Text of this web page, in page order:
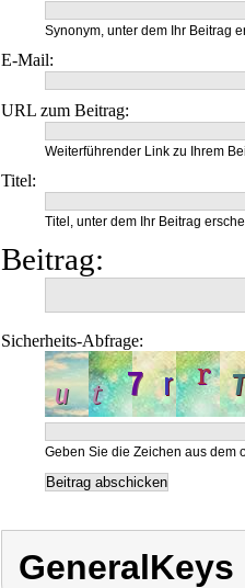
Synonym, unter dem Ihr Beitrag
E-Mail:
URL zum Beitrag:
Weiterführender Link zu Ihrem
Titel:
Titel, unter dem Ihr Beitrag
Beitrag:
Sicherheits-Abfrage:
Geben Sie die Zeichen aus dem
GeneralKeys